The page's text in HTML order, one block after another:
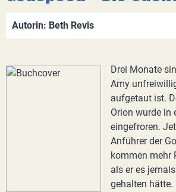
Autorin: Beth Revis
Drei Monate
Amy
aufgetaut ist.
Orion wurde in
eingefroren.
Anführer der
kommen mehr
als er es
gehalten